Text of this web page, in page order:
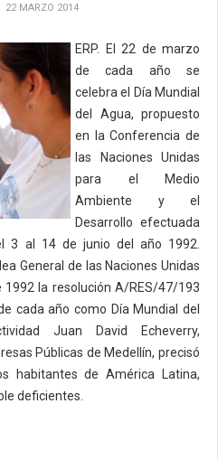
22 MARZO 2014
ERP. El 22 de marzo
de cada año se
celebra el Día Mundial
del Agua, propuesto
en la Conferencia de
las Naciones Unidas
para el Medio
Ambiente y el
Desarrollo efectuada
3 al 14 de junio del año 1992.
General de las Naciones Unidas
la resolución A/RES/47/193
cada año como Día Mundial del
Juan David Echeverry,
Públicas de Medellín, precisó
habitantes de América Latina,
deficientes.